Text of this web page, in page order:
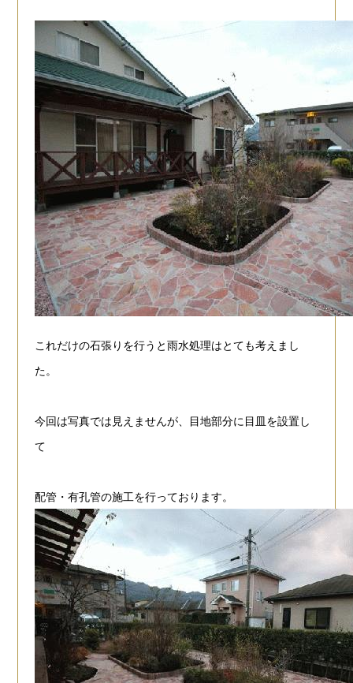
これだけの石張りを行うと雨水処理はとても考えまし
た。
今回は写真では見えませんが、目地部分に目皿を設置し
て
配管・有孔管の施工を行っております。